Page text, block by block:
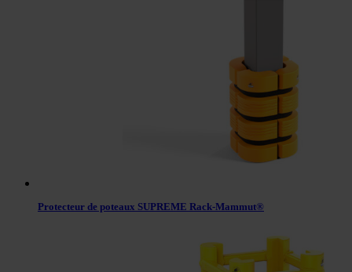
Protecteur de poteaux SUPREME Rack-Mammut®